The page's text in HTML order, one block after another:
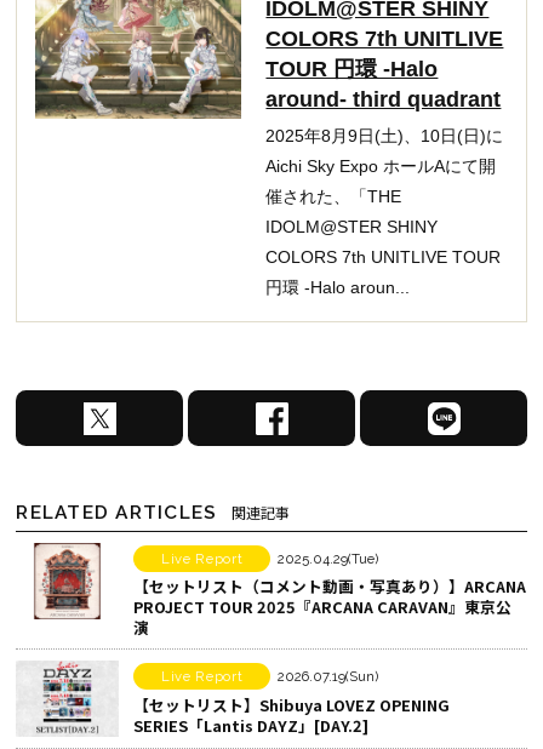
IDOLM@STER SHINY
COLORS 7th UNITLIVE
TOUR 円環 -Halo
around- third quadrant
2025年8月9日(土)、10日(日)に
Aichi Sky Expo ホールAにて開
催された、「THE
IDOLM@STER SHINY
COLORS 7th UNITLIVE TOUR
円環 -Halo aroun...
X
で
ア
F
a
b
o
o
k
で
シ
ェ
ア
L
I
シ
ェ
ア
す
る
RELATED ARTICLES 関連記事
Live Report 2025.04.29(Tue)
【セットリスト（コメント動画・写真あり）】ARCANA
PROJECT TOUR 2025『ARCANA CARAVAN』東京公
演
Live Report 2026.07.19(Sun)
【セットリスト】Shibuya LOVEZ OPENING
SERIES「Lantis DAYZ」[DAY.2]